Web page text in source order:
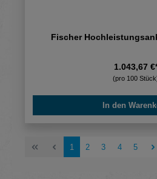
Fischer
1.043,67
(pro 100
In den
Seite
1 Seite
2 Seite
3 Seite
4 Seite
5